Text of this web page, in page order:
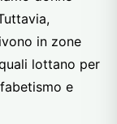
in zone
lottano per
e